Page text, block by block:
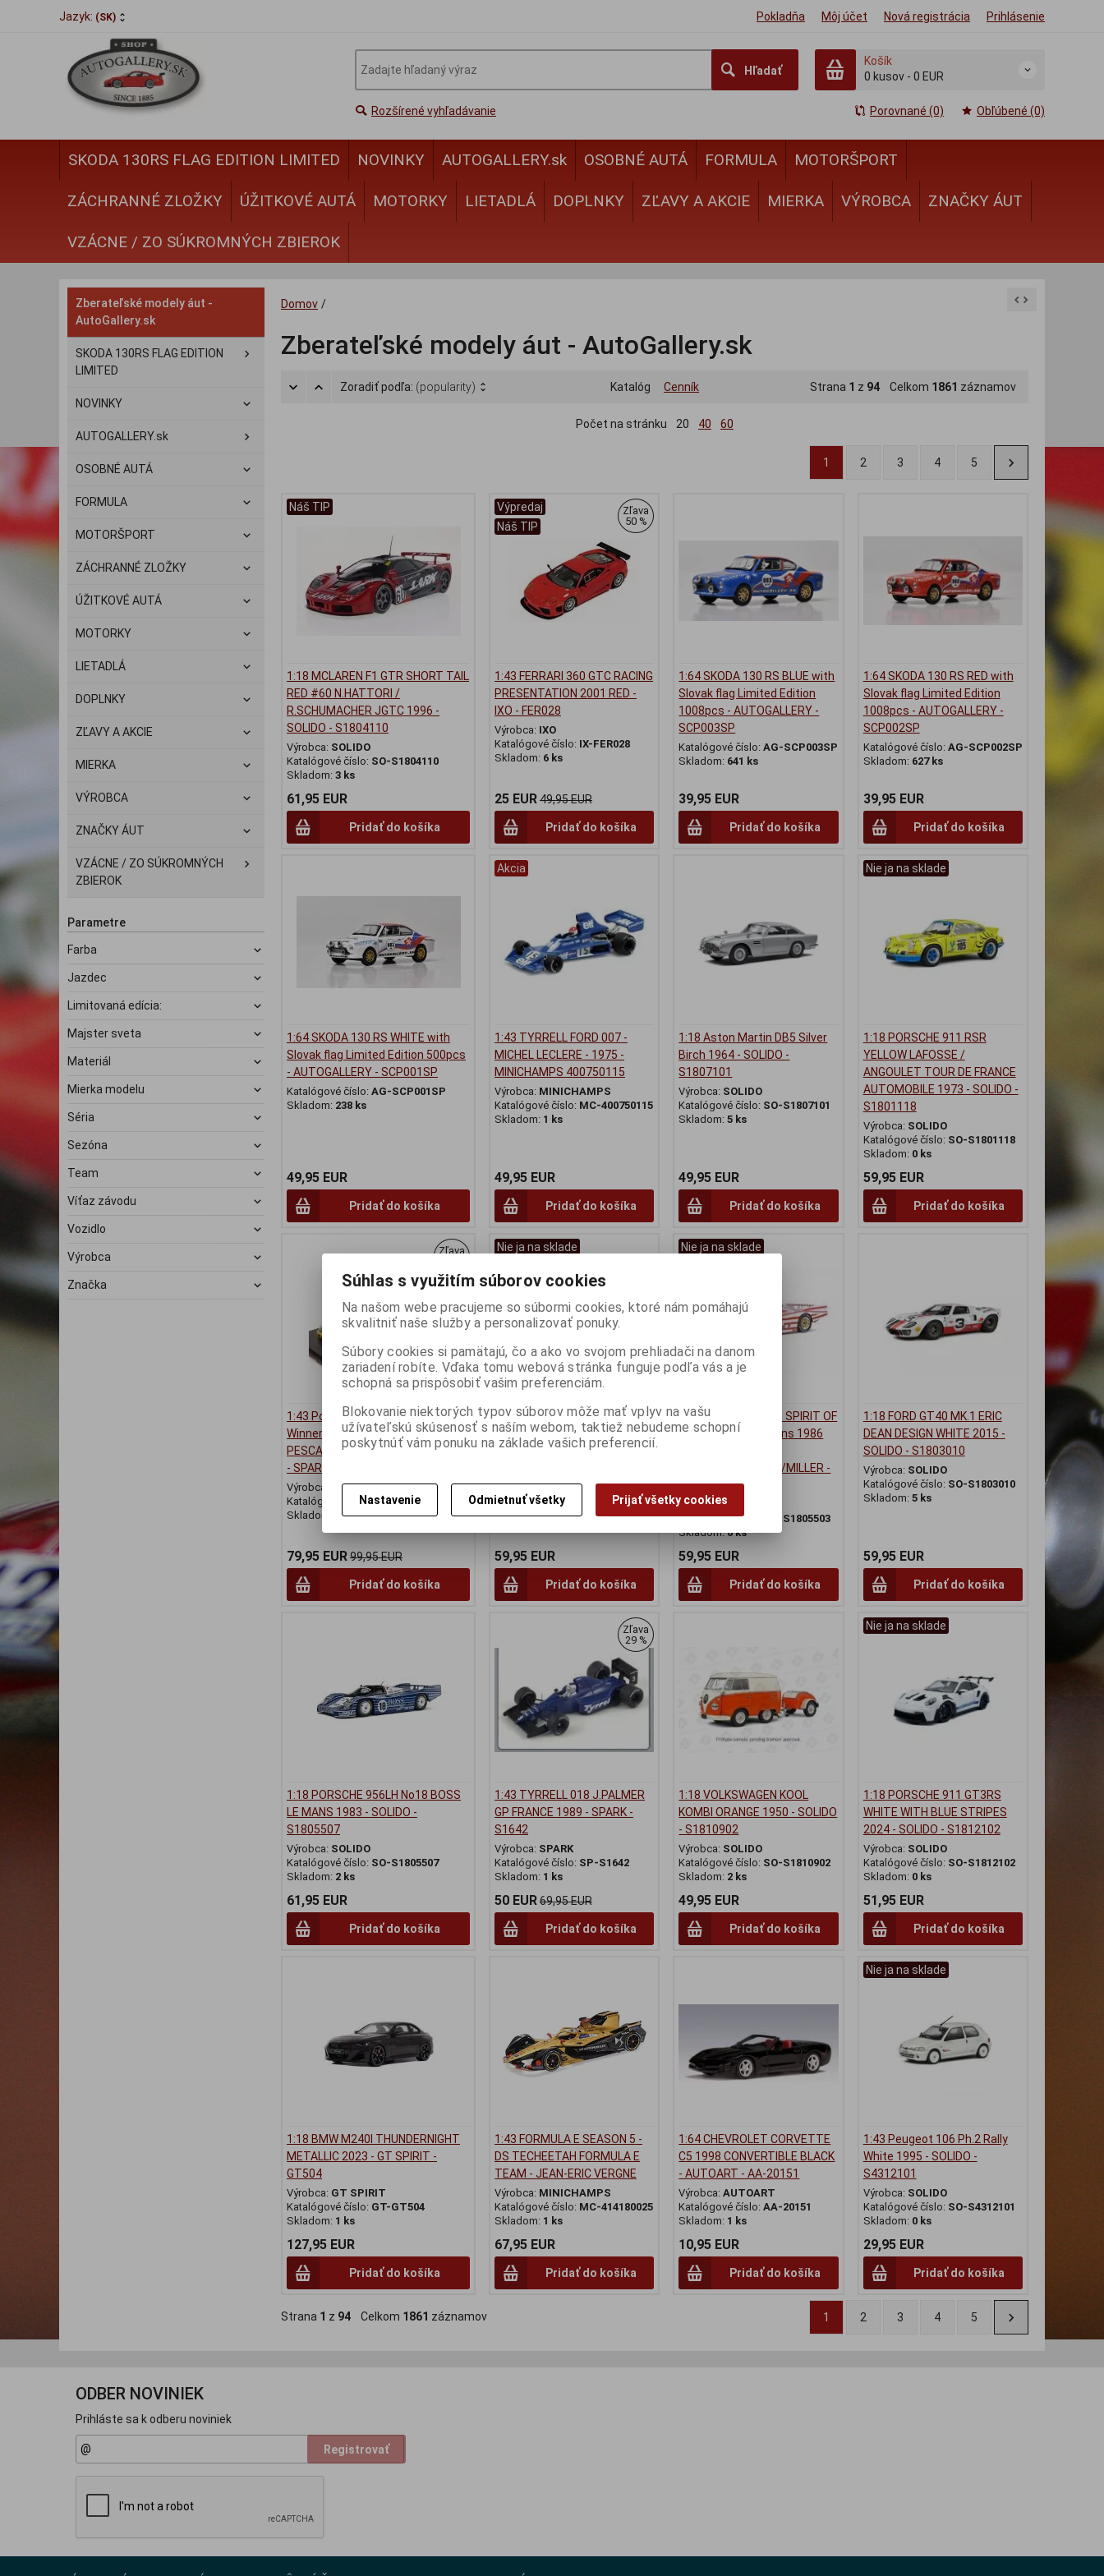
Jazyk: (SK) Pokladňa Môj účet Nová registrácia Prihlásenie
Hľadať
Košík
0 kusov - 0 EUR
Rozšírené vyhľadávanie Porovnané (0) Obľúbené (0)
SKODA 130RS FLAG EDITION LIMITED NOVINKY AUTOGALLERY.sk OSOBNÉ AUTÁ FORMULA MOTORŠPORT
ZÁCHRANNÉ ZLOŽKY ÚŽITKOVÉ AUTÁ MOTORKY LIETADLÁ DOPLNKY ZĽAVY A AKCIE MIERKA VÝROBCA ZNAČKY ÁUT
VZÁCNE / ZO SÚKROMNÝCH ZBIEROK
Zberateľské modely áut -
AutoGallery.sk
SKODA 130RS FLAG EDITION
LIMITED
NOVINKY
AUTOGALLERY.sk
OSOBNÉ AUTÁ
FORMULA
MOTORŠPORT
ZÁCHRANNÉ ZLOŽKY
ÚŽITKOVÉ AUTÁ
MOTORKY
LIETADLÁ
DOPLNKY
ZĽAVY A AKCIE
MIERKA
VÝROBCA
ZNAČKY ÁUT
VZÁCNE / ZO SÚKROMNÝCH
ZBIEROK
Parametre
Farba
Jazdec
Limitovaná edícia:
Majster sveta
Materiál
Mierka modelu
Séria
Sezóna
Team
Víťaz závodu
Vozidlo
Výrobca
Značka
Domov /
Zberateľské modely áut - AutoGallery.sk
Zoradiť podľa: (popularity) Katalóg Cenník Strana 1 z 94 Celkom 1861 záznamov
Počet na stránku 20 40 60
1 2 3 4 5
Náš TIP
1:18 MCLAREN F1 GTR SHORT TAIL
RED #60 N.HATTORI /
R.SCHUMACHER JGTC 1996 -
SOLIDO - S1804110
Výrobca: SOLIDO
Katalógové číslo: SO-S1804110
Skladom: 3 ks
61,95 EUR
Pridať do košíka
Výpredaj
Náš TIP
Zľava
50 %
1:43 FERRARI 360 GTC RACING
PRESENTATION 2001 RED -
IXO - FER028
Výrobca: IXO
Katalógové číslo: IX-FER028
Skladom: 6 ks
25 EUR49,95 EUR
Pridať do košíka
1:64 SKODA 130 RS BLUE with
Slovak flag Limited Edition
1008pcs - AUTOGALLERY -
SCP003SP
Katalógové číslo:AG-SCP003SP
Skladom: 641 ks
39,95 EUR
Pridať do košíka
1:64 SKODA 130 RS RED with
Slovak flag Limited Edition
1008pcs - AUTOGALLERY -
SCP002SP
Katalógové číslo: AG-SCP002SP
Skladom: 627 ks
39,95 EUR
Pridať do košíka
1:64 SKODA 130 RS WHITE with
Slovak flag Limited Edition 500pcs
- AUTOGALLERY - SCP001SP
Katalógové číslo: AG-SCP001SP
Skladom: 238 ks
49,95 EUR
Pridať do košíka
Akcia
1:43 TYRRELL FORD 007 -
MICHEL LECLERE - 1975 -
MINICHAMPS 400750115
Výrobca: MINICHAMPS
Katalógové číslo: MC-400750115
Skladom: 1 ks
49,95 EUR
Pridať do košíka
1:18 Aston Martin DB5 Silver
Birch 1964 - SOLIDO -
S1807101
Výrobca: SOLIDO
Katalógové číslo: SO-S1807101
Skladom:5 ks
49,95 EUR
Pridať do košíka
Nie ja na sklade
1:18 PORSCHE 911 RSR
YELLOW LAFOSSE /
ANGOULET TOUR DE FRANCE
AUTOMOBILE 1973 - SOLIDO -
S1801118
Výrobca: SOLIDO
Katalógové číslo: SO-S1801118
Skladom: 0 ks
59,95 EUR
Pridať do košíka
Zľava
1:43 Porsche 956 Newman No.7
Winner LE MANS 1984
PESCAROLO/LUDWIG/JOHANSSON
- SPARK - 43LM84
Výrobca:
SPARK
Katalógové číslo:SP-43LM84
Skladom:
2 ks
79,95 EUR99,95 EUR
Pridať do košíka
Nie ja na sklade
1:18 Porsche 936 Winner Le
Mans White 1981 No 11 JULES
ICKX/BELL - SOLIDO -
Výrobca:SOLIDO
Katalógové číslo:
SO-S1805602
Skladom:0 ks
59,95 EUR
Pridať do košíka
Nie ja na sklade
1:18 Porsche 956LH SPIRIT OF
AMERICA24H Le Mans 1986
FOLLMER/MORTON/MILLER -
SOLIDO - S1805503
Výrobca:SOLIDO
Katalógové číslo:
SO-S1805503
Skladom:0 ks
59,95 EUR
Pridať do košíka
1:18 FORD GT40 MK.1 ERIC
DEAN DESIGN WHITE 2015 -
SOLIDO - S1803010
Výrobca: SOLIDO
Katalógové číslo: SO-S1803010
Skladom: 5 ks
59,95 EUR
Pridať do košíka
1:18 PORSCHE 956LH No18 BOSS
LE MANS 1983 - SOLIDO -
S1805507
Výrobca: SOLIDO
Katalógové číslo: SO-S1805507
Skladom: 2 ks
61,95 EUR
Pridať do košíka
Zľava
29 %
1:43 TYRRELL 018 J.PALMER
GP FRANCE 1989 - SPARK -
S1642
Výrobca: SPARK
Katalógové číslo: SP-S1642
Skladom: 1 ks
50 EUR69,95 EUR
Pridať do košíka
1:18 VOLKSWAGEN KOOL
KOMBI ORANGE 1950 - SOLIDO
- S1810902
Výrobca: SOLIDO
Katalógové číslo: SO-S1810902
Skladom: 2 ks
49,95 EUR
Pridať do košíka
Nie ja na sklade
1:18 PORSCHE 911 GT3RS
WHITE WITH BLUE STRIPES
2024 - SOLIDO - S1812102
Výrobca: SOLIDO
Katalógové číslo: SO-S1812102
Skladom: 0 ks
51,95 EUR
Pridať do košíka
1:18 BMW M240I THUNDERNIGHT
METALLIC 2023 - GT SPIRIT -
GT504
Výrobca: GT SPIRIT
Katalógové číslo: GT-GT504
Skladom: 1 ks
127,95 EUR
Pridať do košíka
1:43 FORMULA E SEASON 5 -
DS TECHEETAH FORMULA E
TEAM - JEAN-ERIC VERGNE
Výrobca: MINICHAMPS
Katalógové číslo: MC-414180025
Skladom: 1 ks
67,95 EUR
Pridať do košíka
1:64 CHEVROLET CORVETTE
C5 1998 CONVERTIBLE BLACK
- AUTOART - AA-20151
Výrobca:AUTOART
Katalógové číslo:AA-20151
Skladom: 1 ks
10,95 EUR
Pridať do košíka
Nie ja na sklade
1:43 Peugeot 106 Ph.2 Rally
White 1995 - SOLIDO -
S4312101
Výrobca: SOLIDO
Katalógové číslo: SO-S4312101
Skladom: 0 ks
29,95 EUR
Pridať do košíka
Strana 1 z 94 Celkom 1861 záznamov 1 2 3 4 5
ODBER NOVINIEK
Prihláste sa k odberu noviniek
Registrovať
Súhlas s využitím súborov cookies
Na našom webe pracujeme so súbormi cookies, ktoré nám pomáhajú
skvalitniť naše služby a personalizovať ponuky.
Súbory cookies si pamätajú, čo a ako vo svojom prehliadači na danom
zariadení robíte. Vďaka tomu webová stránka funguje podľa vás a je
schopná sa prispôsobiť vašim preferenciám.
Blokovanie niektorých typov súborov môže mať vplyv na vašu
užívateľskú skúsenosť s naším webom, taktiež nebudeme schopní
poskytnúť vám ponuku na základe vašich preferencií.
Nastavenie Odmietnuť všetky Prijať všetky cookies